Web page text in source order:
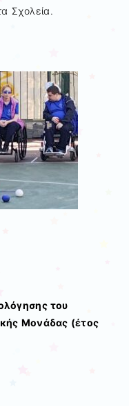
Σχολεία.
του
Μονάδας (έτος